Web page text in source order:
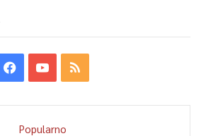
Popularno